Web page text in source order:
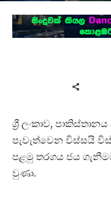
ශ්‍රී ලංකාව,
පැවැත්වෙන විස්සයි
පළමු තරගය ජය
වුණා.